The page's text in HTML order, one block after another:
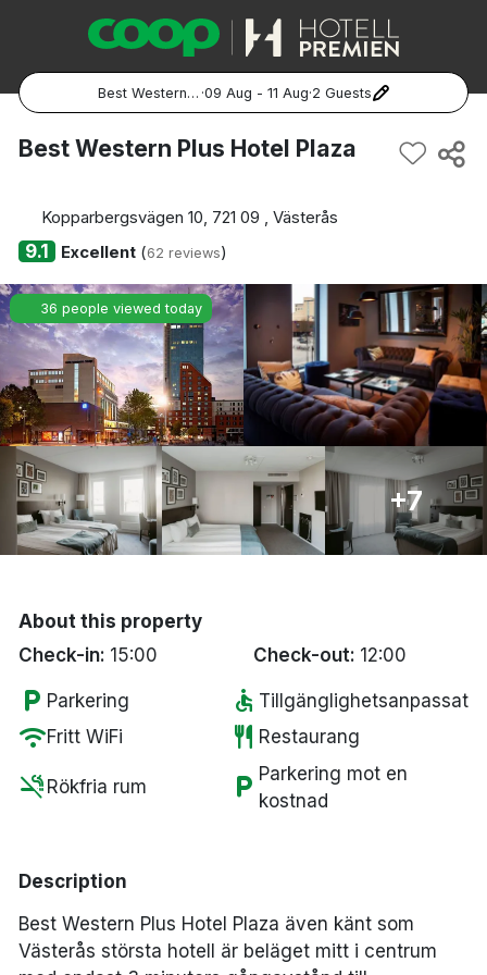
Best Western Plus Hotel Plaza ·09 Aug - 11 Aug·2 Guests
Popular Destinations:
Göteborg
Malmö
Hela Norge
Oslo
Bergen
Best Western Plus Hotel Plaza
Kopparbergsvägen 10, 721 09 , Västerås
9.1 Excellent(62 reviews)
36 people viewed today
+7
About this property
Check-in: 15:00 Check-out: 12:00
local_parking Parkering accessible Tillgänglighetsanpassat
wifiFritt WiFi restaurant Restaurang
smoke_free Rökfria rum local_parking Parkering mot en
kostnad
Description
Best Western Plus Hotel Plaza även känt som
Västerås största hotell är beläget mitt i centrum